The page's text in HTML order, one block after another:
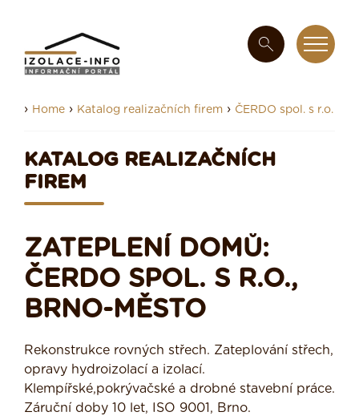
› Home › Katalog realizačních firem › ČERDO spol. s r.o.
KATALOG REALIZAČNÍCH
FIREM
ZATEPLENÍ DOMŮ:
ČERDO SPOL. S R.O.,
BRNO-MĚSTO
Rekonstrukce rovných střech. Zateplování střech,
opravy hydroizolací a izolací.
Klempířské,pokrývačské a drobné stavební práce.
Záruční doby 10 let, ISO 9001, Brno.